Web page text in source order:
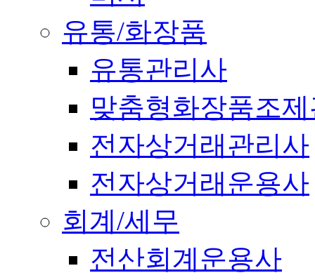
유통/화장품
유통관리사
맞춤형화장품조
전자상거래관리사
전자상거래운용사
회계/세무
전산회계운용사